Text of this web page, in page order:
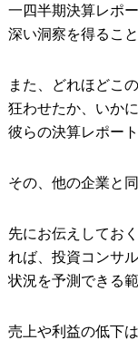
一四半期決算レポ
深い洞察を得ること
また、どれほどこ
狂わせたか、いか
彼らの決算レポー
その、他の企業と
先にお伝えしてお
れば、投資コンサ
状況を予測できる
売上や利益の低下